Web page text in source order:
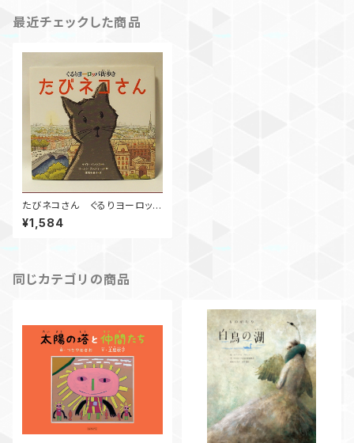
最近チェックした商品
たびネコさん ぐるりヨーロッパ
街歩き
¥1,584
同じカテゴリの商品